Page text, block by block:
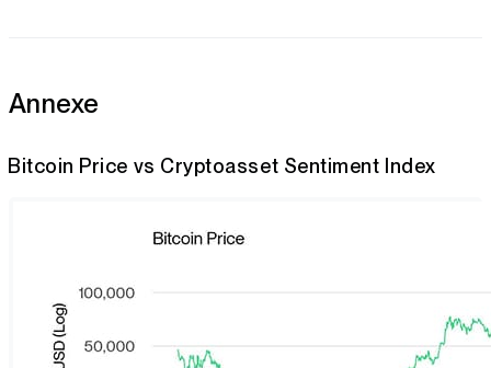
Annexe
Bitcoin Price vs Cryptoasset Sentiment Index